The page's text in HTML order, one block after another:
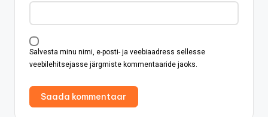
Salvesta minu nimi, e-posti- ja veebiaadress sellesse
veebilehitsejasse järgmiste kommentaaride jaoks.